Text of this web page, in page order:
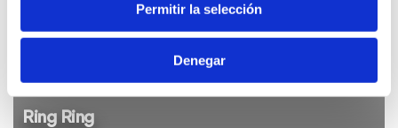
Permitir la selección
Denegar
Ring Ring